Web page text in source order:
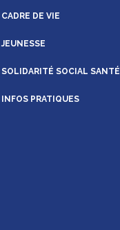
CADRE DE VIE
JEUNESSE
SOLIDARITÉ SOCIAL SANTÉ
INFOS PRATIQUES